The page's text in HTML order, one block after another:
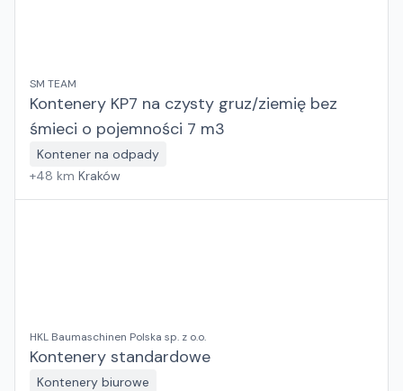
SM TEAM
Kontenery KP7 na czysty gruz/ziemię bez
śmieci o pojemności 7 m3
Kontener na odpady
+48 km Kraków
HKL Baumaschinen Polska sp. z o.o.
Kontenery standardowe
Kontenery biurowe